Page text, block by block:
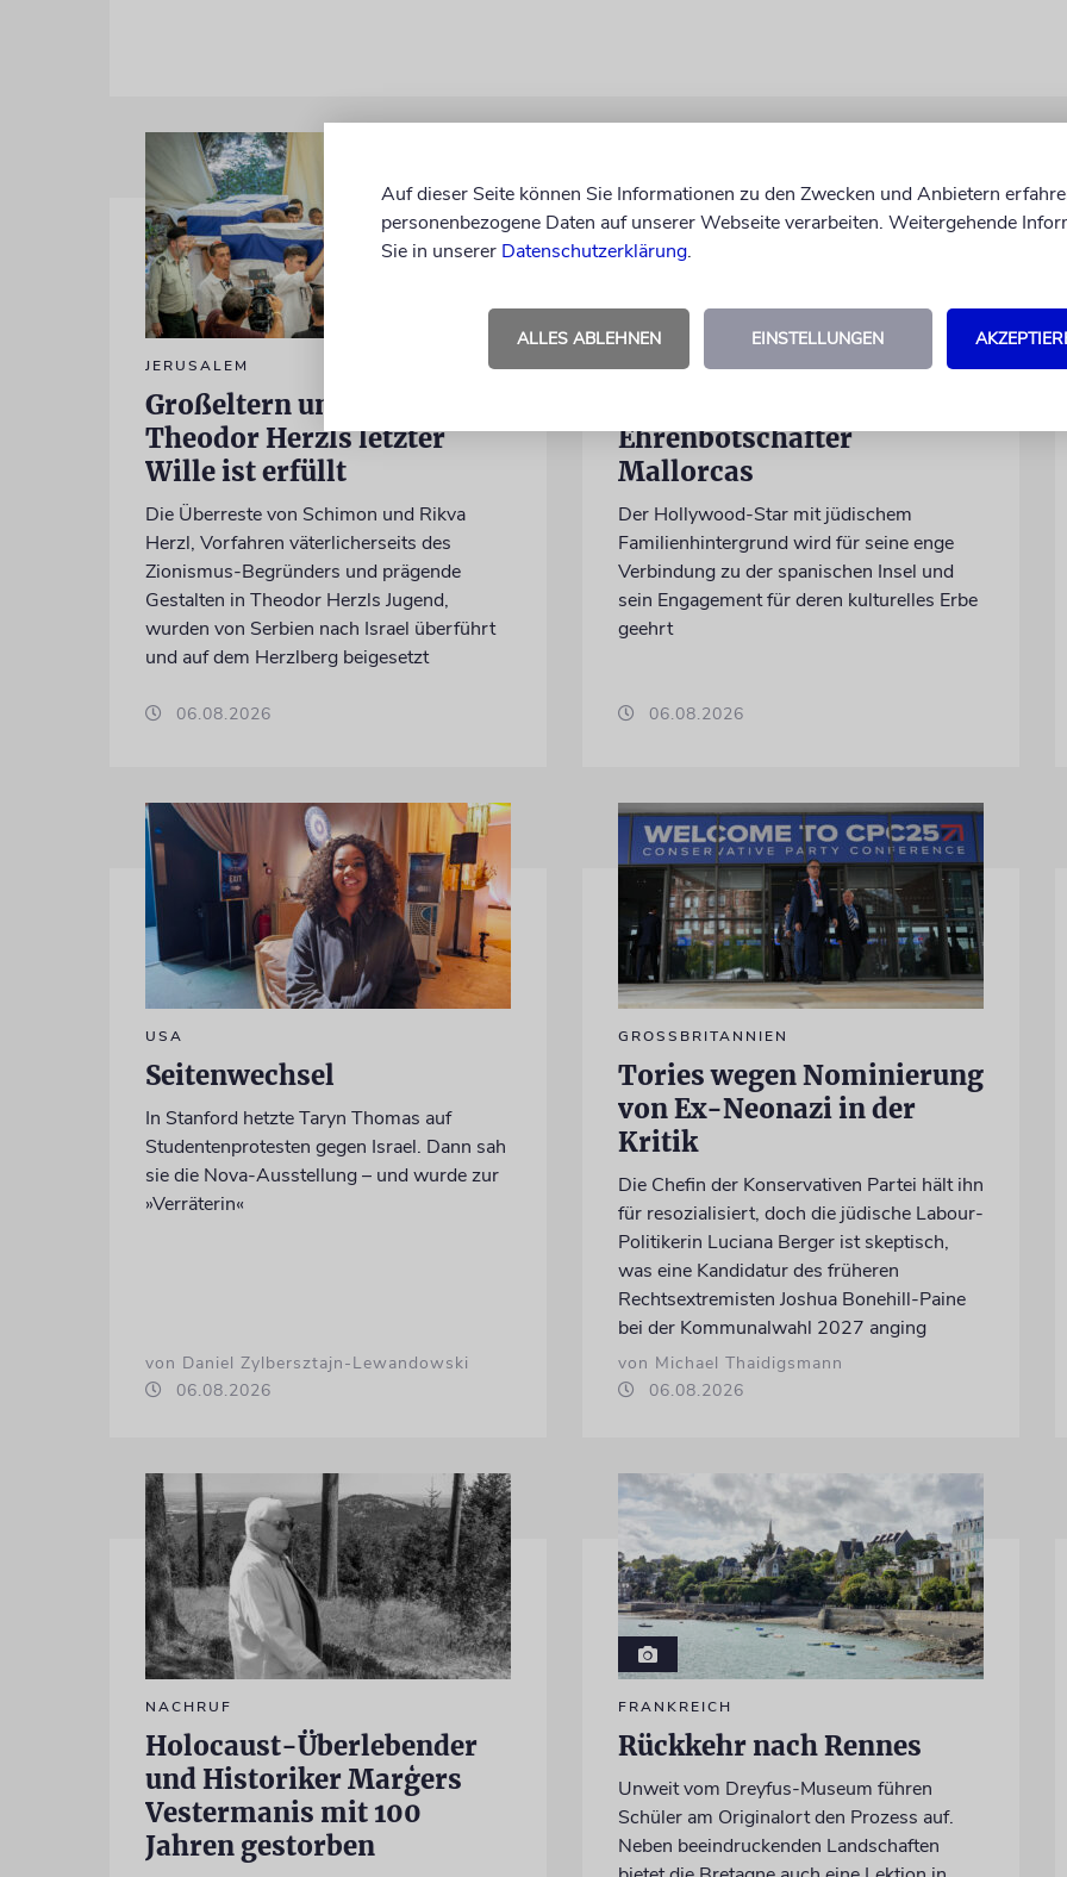
JERUSALEM
Großeltern umgebettet:
Theodor Herzls letzter
Wille ist erfüllt
Die Überreste von Schimon und Rikva
Herzl, Vorfahren väterlicherseits des
Zionismus-Begründers und prägende
Gestalten in Theodor Herzls Jugend,
wurden von Serbien nach Israel überführt
und auf dem Herzlberg beigesetzt
06.08.2026
PALMA
Ehrenbotschafter
Mallorcas
Der Hollywood-Star mit jüdischem
Familienhintergrund wird für seine enge
Verbindung zu der spanischen Insel und
sein Engagement für deren kulturelles Erbe
geehrt
06.08.2026
USA
Seitenwechsel
In Stanford hetzte Taryn Thomas auf
Studentenprotesten gegen Israel. Dann sah
sie die Nova-Ausstellung – und wurde zur
»Verräterin«
von Daniel Zylbersztajn-Lewandowski
06.08.2026
GROSSBRITANNIEN
Tories wegen Nominierung
von Ex-Neonazi in der
Kritik
Die Chefin der Konservativen Partei hält ihn
für resozialisiert, doch die jüdische Labour-
Politikerin Luciana Berger ist skeptisch,
was eine Kandidatur des früheren
Rechtsextremisten Joshua Bonehill-Paine
bei der Kommunalwahl 2027 anging
von Michael Thaidigsmann
06.08.2026
NACHRUF
Holocaust-Überlebender
und Historiker Marģers
Vestermanis mit 100
Jahren gestorben
FRANKREICH
Rückkehr nach Rennes
Unweit vom Dreyfus-Museum führen
Schüler am Originalort den Prozess auf.
Neben beeindruckenden Landschaften
Auf dieser Seite können Sie Informationen zu den Zwecken und Anbietern
personenbezogene Daten auf unserer Webseite verarbeiten. Weitergehende
Sie in unserer Datenschutzerklärung.
ALLES ABLEHNEN EINSTELLUNGEN